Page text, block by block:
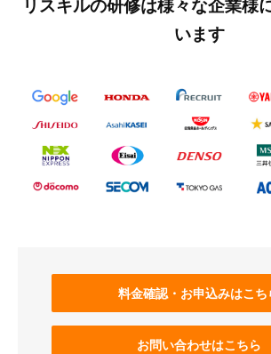
います
料金確認・お申込みはこち
お問い合わせはこちら